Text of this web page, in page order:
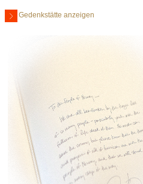
Gedenkstätte anzeigen